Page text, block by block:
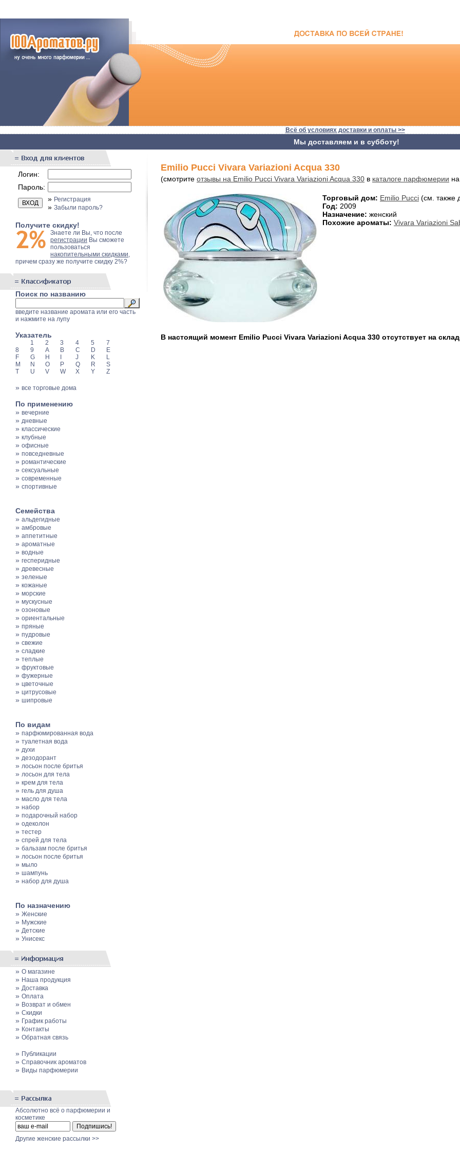
Всё об условиях доставки и оплаты >>
Мы доставляем и в субботу!
Логин:
Пароль:
» Регистрация
» Забыли пароль?
Получите скидку!
Знаете ли Вы, что после
регистрации Вы сможете
пользоваться
накопительными скидками,
причем сразу же получите скидку 2%?
Поиск по названию
введите название аромата или его часть
и нажмите на лупу
Указатель
1 2 3 4 5
7
8
9 A B C D
E
F
G H J K
L
M
N O P Q R
S
T
U V W X Y Z
» все торговые дома
По применению
» вечерние
» дневные
» классические
» клубные
» офисные
» повседневные
» романтические
» сексуальные
» современные
» спортивные
Семейства
» альдегидные
» амбровые
» аппетитные
» ароматные
» водные
» гесперидные
» древесные
» зеленые
» кожаные
» морские
» мускусные
» озоновые
» ориентальные
» пряные
» пудровые
» свежие
» сладкие
» теплые
» фруктовые
» фужерные
» цветочные
» цитрусовые
» шипровые
По видам
» парфюмированная вода
» туалетная вода
» духи
» дезодорант
» лосьон после бритья
» лосьон для тела
» крем для тела
» гель для душа
» масло для тела
» набор
» подарочный набор
» одеколон
» тестер
» спрей для тела
» бальзам после бритья
» лосьон после бритья
» мыло
» шампунь
» набор для душа
По назначению
» Женские
» Мужские
» Детские
» Унисекс
» О магазине
» Наша продукция
» Доставка
» Оплата
» Возврат и обмен
» Скидки
» График работы
» Контакты
» Обратная связь
» Публикации
» Cправочник ароматов
» Виды парфюмерии
Абсолютно всё о парфюмерии и
косметике
Другие женские рассылки >>
Emilio Pucci Vivara Variazioni Acqua 330
(смотрите отзывы на Emilio Pucci Vivara Variazioni Acqua 330 в каталоге парфюмерии
Торговый дом: Emilio Pucci (см. также
Год: 2009
Назначение: женский
Похожие ароматы: Vivara Variazioni
В настоящий момент Emilio Pucci Vivara Variazioni Acqua 330 отсутствует на